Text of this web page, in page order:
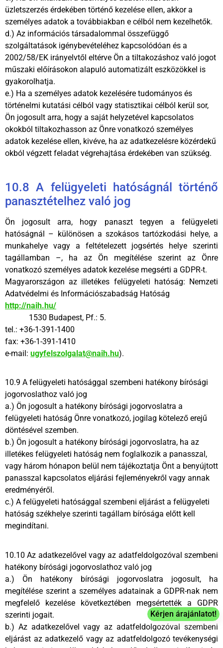
üzletszerzés érdekében történő kezelése ellen, akkor a
személyes adatok a továbbiakban e célból nem kezelhetők.
d.) Az információs társadalommal összefüggő
szolgáltatások igénybevételéhez kapcsolódóan és a
2002/58/EK irányelvtől eltérve Ön a tiltakozáshoz való jogot
műszaki előírásokon alapuló automatizált eszközökkel is
gyakorolhatja.
e.) Ha a személyes adatok kezelésére tudományos és
történelmi kutatási célból vagy statisztikai célból kerül sor,
Ön jogosult arra, hogy a saját helyzetével kapcsolatos
okokból tiltakozhasson az Önre vonatkozó személyes
adatok kezelése ellen, kivéve, ha az adatkezelésre közérdekű
okból végzett feladat végrehajtása érdekében van szükség.
10.8 A felügyeleti hatóságnál történő
panasztételhez való jog
Ön jogosult arra, hogy panaszt tegyen a felügyeleti
hatóságnál – különösen a szokásos tartózkodási helye, a
munkahelye vagy a feltételezett jogsértés helye szerinti
tagállamban –, ha az Ön megítélése szerint az Önre
vonatkozó személyes adatok kezelése megsérti a GDPR-t.
Magyarországon az illetékes felügyeleti hatóság: Nemzeti
Adatvédelmi és Információszabadság Hatóság
http://naih.hu/
1530 Budapest, Pf.: 5.
tel.: +36-1-391-1400
fax: +36-1-391-1410
e-mail: ugyfelszolgalat@naih.hu).
10.9 A felügyeleti hatósággal szembeni hatékony bírósági
jogorvoslathoz való jog
a.) Ön jogosult a hatékony bírósági jogorvoslatra a
felügyeleti hatóság Önre vonatkozó, jogilag kötelező erejű
döntésével szemben.
b.) Ön jogosult a hatékony bírósági jogorvoslatra, ha az
illetékes felügyeleti hatóság nem foglalkozik a panasszal,
vagy három hónapon belül nem tájékoztatja Önt a benyújtott
panasszal kapcsolatos eljárási fejleményekről vagy annak
eredményéről.
c.) A felügyeleti hatósággal szembeni eljárást a felügyeleti
hatóság székhelye szerinti tagállam bírósága előtt kell
megindítani.
10.10 Az adatkezelővel vagy az adatfeldolgozóval szembeni
hatékony bírósági jogorvoslathoz való jog
a.) Ön hatékony bírósági jogorvoslatra jogosult, ha
megítélése szerint a személyes adatainak a GDPR-nak nem
megfelelő kezelése következtében megsértették a GDPR
szerinti jogait.
b.) Az adatkezelővel vagy az adatfeldolgozóval szembeni
eljárást az adatkezelő vagy az adatfeldolgozó tevékenységi
Kérjen árajánlatot!